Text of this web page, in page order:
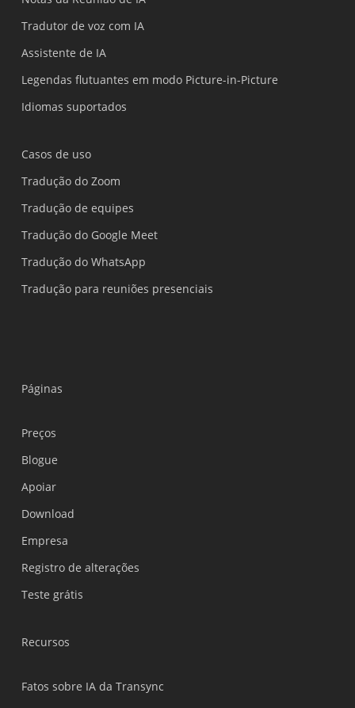
Tradutor de voz com IA
Assistente de IA
Legendas flutuantes em modo Picture-in-Picture
Idiomas suportados
Casos de uso
Tradução do Zoom
Tradução de equipes
Tradução do Google Meet
Tradução do WhatsApp
Tradução para reuniões presenciais
Páginas
Preços
Blogue
Apoiar
Download
Empresa
Registro de alterações
Teste grátis
Recursos
Fatos sobre IA da Transync